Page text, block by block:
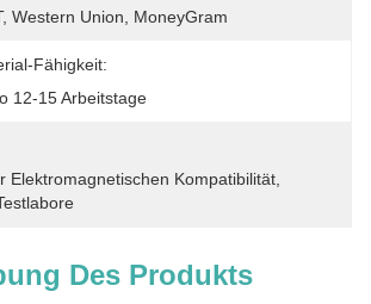
Western Union, MoneyGram
Fähigkeit:
12-15 Arbeitstage
Elektromagnetischen Kompatibilität
Des Produkts